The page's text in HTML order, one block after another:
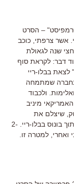
– הסרט
פולחן, 39 שנים אחרי. אשר צרפתי, כוכב
שנה לגאולת
דבר: לקראת סוף
בבלו-ריי
שמתמחה
ולכבוד
האמריקאי מיניב
שיצלם את
ההקרנה של מחר ואת תגובות הצופים שייערכו לתוך בונוס בבלו-ריי. 2-